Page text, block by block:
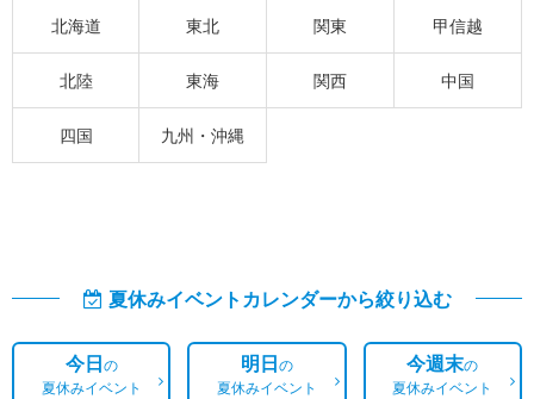
北海道 東北 関東 甲信越
北陸 東海 関西 中国
四国 九州・沖縄
夏休みイベントカレンダーから絞り込む
今日の
夏休みイベント
明日の
夏休みイベント
今週末の
夏休みイベント